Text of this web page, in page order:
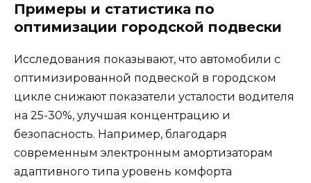
Примеры и статистика по
оптимизации городской подвески
Исследования показывают, что автомобили с
оптимизированной подвеской в городском
цикле снижают показатели усталости водителя
на 25-30%, улучшая концентрацию и
безопасность. Например, благодаря
современным электронным амортизаторам
адаптивного типа уровень комфорта